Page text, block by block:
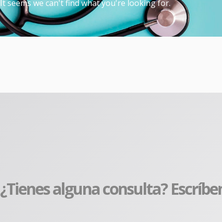
It seems we can't find what you're looking for.
¿Tienes alguna consulta?